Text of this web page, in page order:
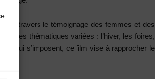
à travers le témoignage des femmes et des
des thématiques variées : l’hiver, les foires,
qui s’imposent, ce film vise à rapprocher le